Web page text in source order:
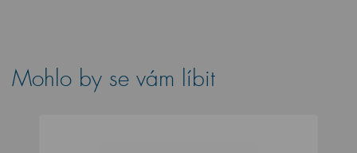
Mohlo by se vám líbit